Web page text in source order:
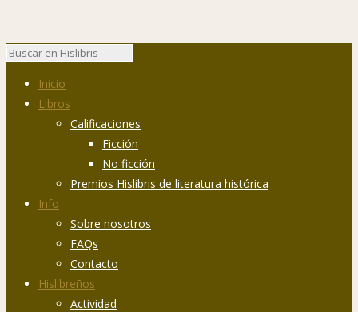
Inicio
Libros
Calificaciones
Ficción
No ficción
Premios Hislibris de literatura histórica
Info
Sobre nosotros
FAQs
Contacto
Hislibreños
Actividad